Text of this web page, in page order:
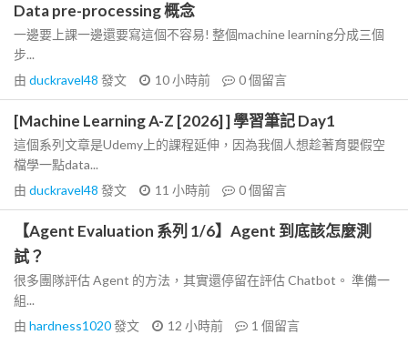
Data pre-processing 概念
一邊要上課一邊還要寫這個不容易! 整個machine learning分成三個
步...
由 duckravel48 發文 10 小時前 0個留言
[Machine Learning A-Z [2026] ] 學習筆記 Day1
這個系列文章是Udemy上的課程延伸，因為我個人想趁著育嬰假空
檔學一點data...
由 duckravel48 發文 11 小時前 0個留言
【Agent Evaluation 系列 1/6】Agent 到底該怎麼測
試？
很多團隊評估 Agent 的方法，其實還停留在評估 Chatbot。 準備一
組...
由 hardness1020發文 12 小時前 1 個留言